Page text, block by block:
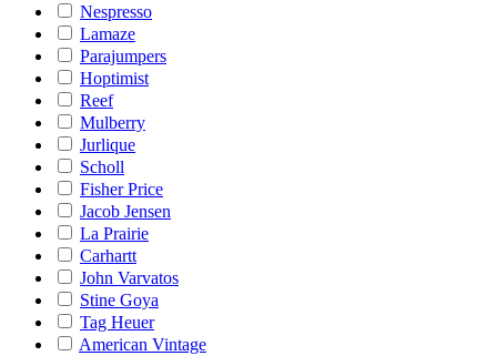
Nespresso
Lamaze
Parajumpers
Hoptimist
Reef
Mulberry
Jurlique
Scholl
Fisher Price
Jacob Jensen
La Prairie
Carhartt
John Varvatos
Stine Goya
Tag Heuer
American Vintage